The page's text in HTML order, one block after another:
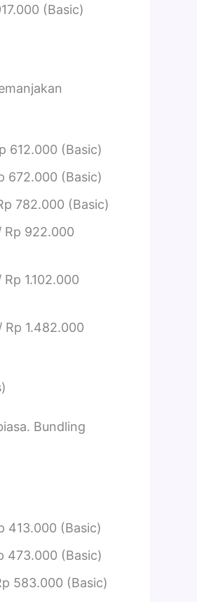
(Basic)
612.000 (Basic)
672.000 (Basic)
782.000 (Basic)
Rp 922.000
1.102.000
Rp 1.482.000
Bundling
413.000 (Basic)
473.000 (Basic)
583.000 (Basic)